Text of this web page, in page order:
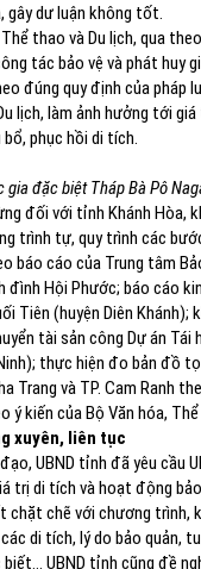
gây dư luận không tốt.
thao và Du lịch, qua
tác bảo vệ và phát huy
đúng quy định của pháp
lịch, làm ảnh hưởng tới
phục hồi di tích.
gia đặc biệt Tháp Bà Pô
đối với tỉnh Khánh Hòa,
trình tự, quy trình các
báo cáo của Trung tâm
Hội Phước; báo cáo
Tiên (huyện Diên
tài sản công Dự án Tái
thực hiện đo bản đồ
Trang và TP. Cam Ranh
ý kiến của Bộ Văn hóa,
xuyên, liên tục
UBND tỉnh đã yêu cầu
trị di tích và hoạt động
chặt chẽ với chương trình,
di tích, lý do bảo quản,
UBND tỉnh cũng đề